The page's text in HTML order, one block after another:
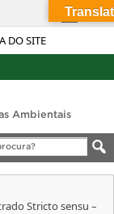
DO SITE
informação
Ambientais
Stricto sensu –